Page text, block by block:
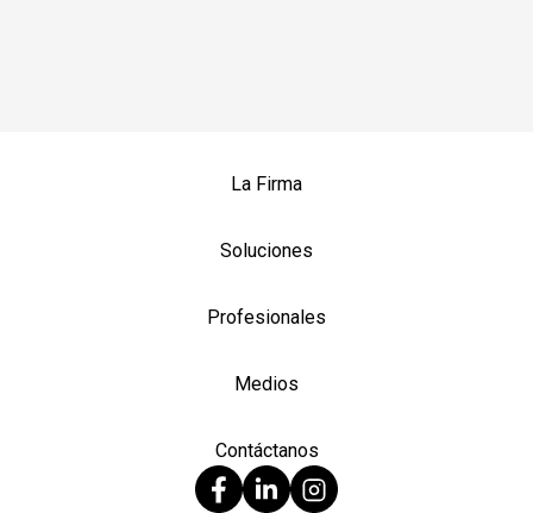
La Firma
Soluciones
Profesionales
Medios
Contáctanos